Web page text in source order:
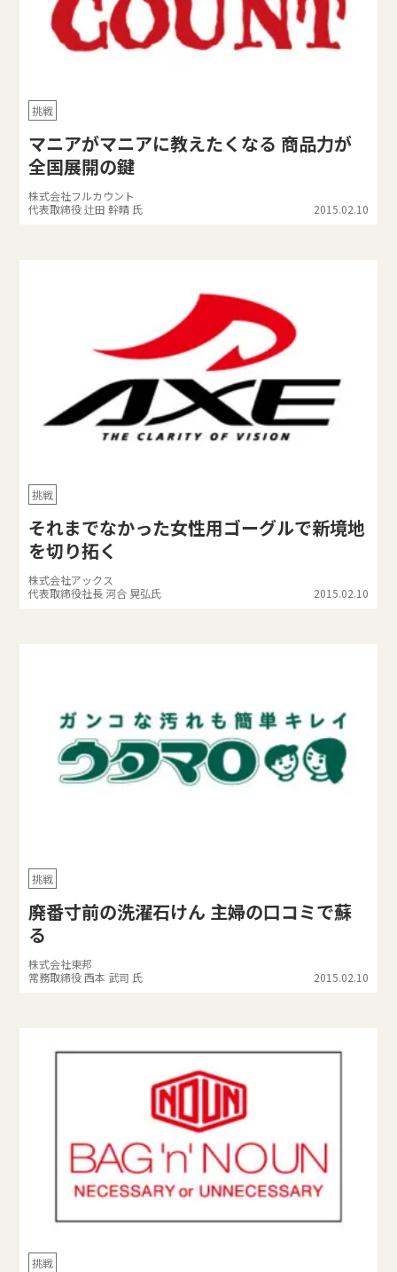
挑戦
マニアがマニアに教えたくなる 商品力が
全国展開の鍵
株式会社フルカウント
代表取締役 辻田 幹晴 氏
2015.02.10
挑戦
それまでなかった女性用ゴーグルで新境地
を切り拓く
株式会社アックス
代表取締役社長 河合 晃弘氏
2015.02.10
挑戦
廃番寸前の洗濯石けん 主婦の口コミで蘇
る
株式会社東邦
常務取締役 西本 武司 氏
2015.02.10
挑戦